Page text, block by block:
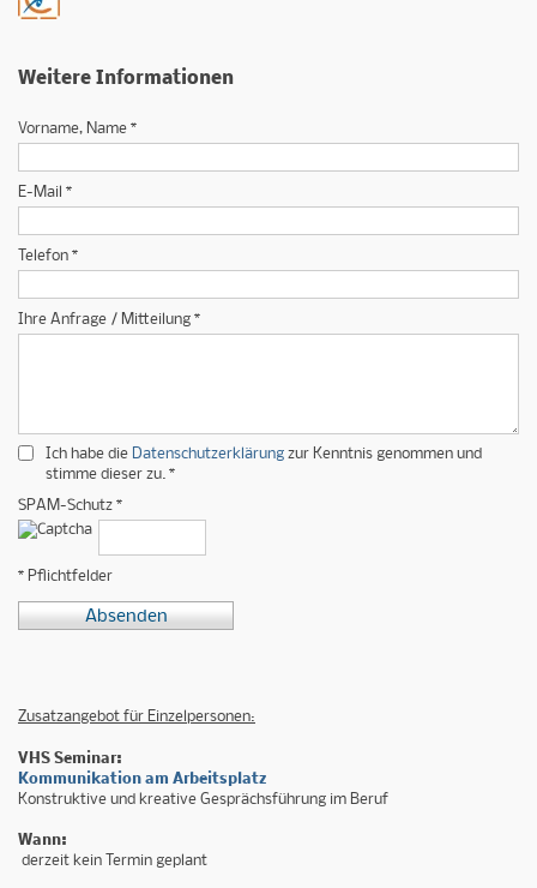
Weitere Informationen
Vorname, Name *
E-Mail *
Telefon *
Ihre Anfrage / Mitteilung *
Ich habe die Datenschutzerklärung zur Kenntnis genommen und
stimme dieser zu. *
SPAM-Schutz *
* Pflichtfelder
Absenden
Zusatzangebot für Einzelpersonen:
VHS Seminar:
Kommunikation am Arbeitsplatz
Konstruktive und kreative Gesprächsführung im Beruf
Wann:
derzeit kein Termin geplant